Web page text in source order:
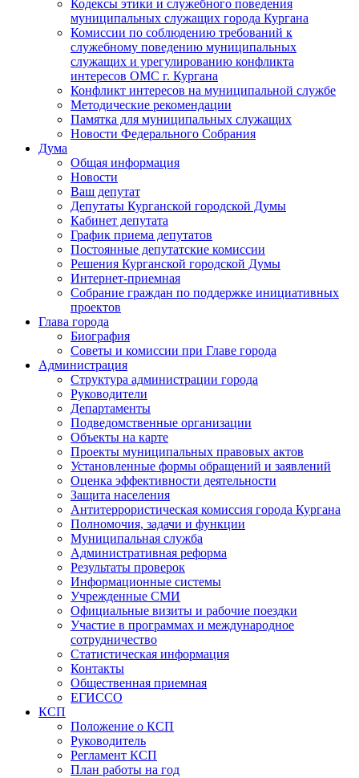
Кодексы этики и служебного поведения
муниципальных служащих города Кургана
Комиссии по соблюдению требований к
служебному поведению муниципальных
служащих и урегулированию конфликта
интересов ОМС г. Кургана
Конфликт интересов на муниципальной службе
Методические рекомендации
Памятка для муниципальных служащих
Новости Федерального Cобрания
Дума
Общая информация
Новости
Ваш депутат
Депутаты Курганской городской Думы
Кабинет депутата
График приема депутатов
Постоянные депутатские комиссии
Решения Курганской городской Думы
Интернет-приемная
Собрание граждан по поддержке инициативных
проектов
Глава города
Биография
Советы и комиссии при Главе города
Администрация
Структура администрации города
Руководители
Департаменты
Подведомственные организации
Объекты на карте
Проекты муниципальных правовых актов
Установленные формы обращений и заявлений
Оценка эффективности деятельности
Защита населения
Антитеррористическая комиссия города Кургана
Полномочия, задачи и функции
Муниципальная служба
Административная реформа
Результаты проверок
Информационные системы
Учрежденные СМИ
Официальные визиты и рабочие поездки
Участие в программах и международное
сотрудничество
Статистическая информация
Контакты
Общественная приемная
ЕГИССО
КСП
Положение о КСП
Руководитель
Регламент КСП
План работы на год